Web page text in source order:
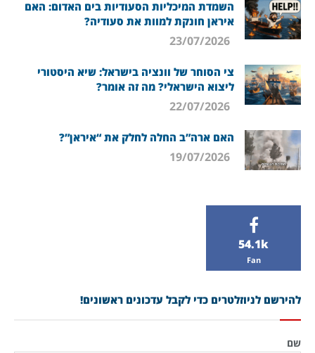
השמדת המיכליות הסעודיות בים האדום: האם
איראן חונקת למוות את סעודיה?
צי הסוחר של וונציה בישראל: שיא היסטורי
ליצוא הישראלי? מה זה אומר?
האם ארה”ב החלה לחלק את “איראן”?
54.1k
Fan
להירשם לניוזלטרים כדי לקבל עדכונים ראשונים!
שם